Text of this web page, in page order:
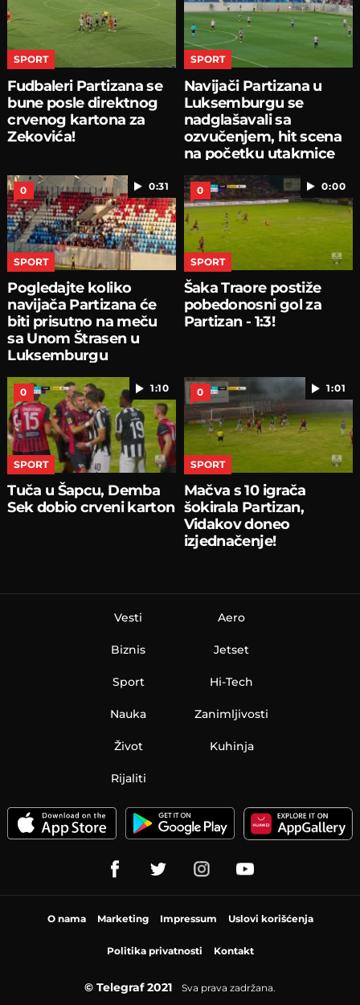
SPORT
Fudbaleri Partizana se
bune posle direktnog
crvenog kartona za
Zekovića!
SPORT
Navijači Partizana u
Luksemburgu se
nadglašavali sa
ozvučenjem, hit scena
na početku utakmice
0:31
0
SPORT
Pogledajte koliko
navijača Partizana će
biti prisutno na meču
sa Unom Štrasen u
Luksemburgu
0:00
0
SPORT
Šaka Traore postiže
pobedonosni gol za
Partizan - 1:3!
1:10
0
SPORT
Tuča u Šapcu, Demba
Sek dobio crveni karton
1:01
0
SPORT
Mačva s 10 igrača
šokirala Partizan,
Vidakov doneo
izjednačenje!
Vesti
Biznis
Sport
Nauka
Aero
Jetset
Hi-Tech
Zanimljivosti
Život Kuhinja
Rijaliti
O nama Marketing Impressum Uslovi korišćenja
Politika privatnosti Kontakt
© Telegraf 2021 Sva prava zadržana.